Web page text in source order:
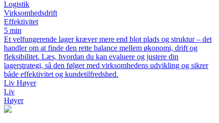
Logistik
Virksomhedsdrift
Effektivitet
5 min
Et velfungerende lager kræver mere end blot plads og struktur – det
handler om at finde den rette balance mellem økonomi, drift og
fleksibilitet. Læs, hvordan du kan evaluere og justere din
lagerstrategi, så den følger med virksomhedens udvikling og sikrer
både effektivitet og kundetilfredshed.
Liv Høyer
Liv
Høyer